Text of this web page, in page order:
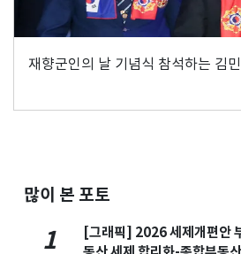
재향군인의 날 기념식 참석하는 김
많이 본 포토
1
[그래픽] 2026 세제개편안